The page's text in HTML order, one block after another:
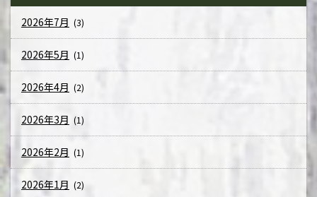
2026年7月 (3)
2026年5月 (1)
2026年4月 (2)
2026年3月 (1)
2026年2月 (1)
2026年1月 (2)